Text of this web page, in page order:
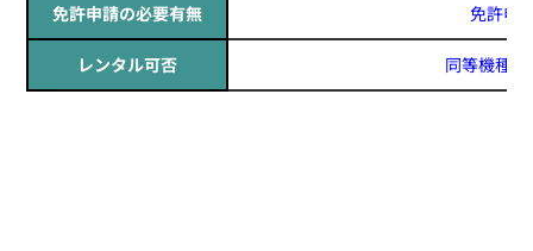
免許申請の必要有無 免許申
レンタル可否 同等機種